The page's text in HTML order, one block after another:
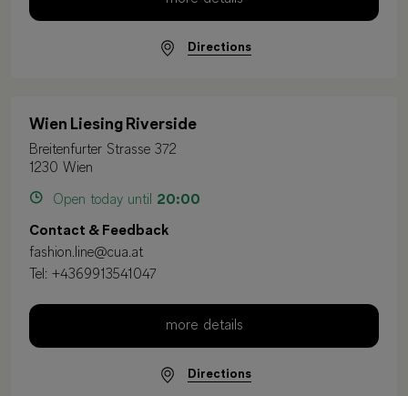
Directions
Wien Liesing Riverside
Breitenfurter Strasse 372
1230 Wien
Open today until 20:00
Contact & Feedback
fashion.line@cua.at
Tel: +4369913541047
more details
Directions